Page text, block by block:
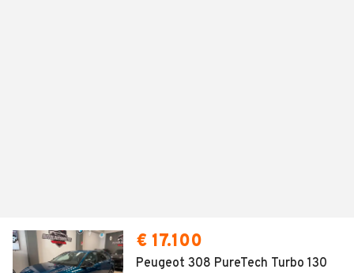
€ 17.100
Peugeot 308 PureTech Turbo 130